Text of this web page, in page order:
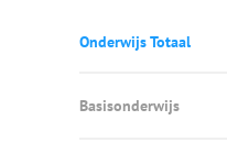
Onderwijs Totaal
Basisonderwijs